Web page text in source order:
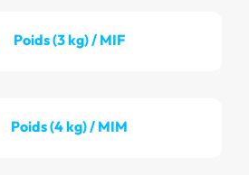
Poids (3 kg) / MIF
Poids (4 kg) / MIM